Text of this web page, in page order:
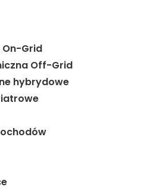
Grid
Off-Grid
hybrydowe